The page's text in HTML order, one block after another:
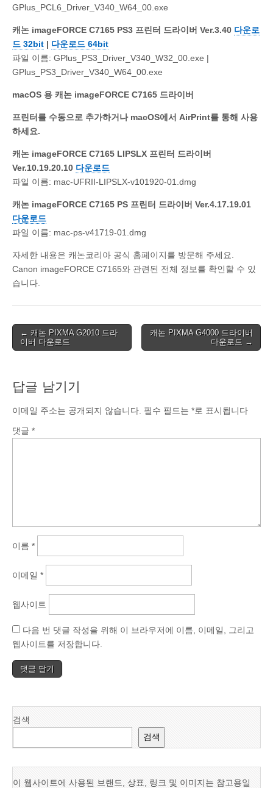
GPlus_PCL6_Driver_V340_W64_00.exe
캐논 imageFORCE C7165 PS3 프린터 드라이버 Ver.3.40 다운로
드 32bit | 다운로드 64bit
파일 이름: GPlus_PS3_Driver_V340_W32_00.exe |
GPlus_PS3_Driver_V340_W64_00.exe
macOS 용 캐논 imageFORCE C7165 드라이버
프린터를 수동으로 추가하거나 macOS에서 AirPrint를 통해 사용
하세요.
캐논 imageFORCE C7165 LIPSLX 프린터 드라이버
Ver.10.19.20.10 다운로드
파일 이름: mac-UFRII-LIPSLX-v101920-01.dmg
캐논 imageFORCE C7165 PS 프린터 드라이버 Ver.4.17.19.01
다운로드
파일 이름: mac-ps-v41719-01.dmg
자세한 내용은 캐논코리아 공식 홈페이지를 방문해 주세요.
Canon imageFORCE C7165와 관련된 전체 정보를 확인할 수 있
습니다.
Post
navigation
← 캐논 PIXMA G2010 드라
이버 다운로드
캐논 PIXMA G4000 드라이버
다운로드 →
답글 남기기
이메일 주소는 공개되지 않습니다. 필수 필드는 *로 표시됩니다
댓글 *
이름 *
이메일 *
웹사이트
다음 번 댓글 작성을 위해 이 브라우저에 이름, 이메일, 그리고
웹사이트를 저장합니다.
검색
검색
이 웹사이트에 사용된 브랜드, 상표, 링크 및 이미지는 참고용일